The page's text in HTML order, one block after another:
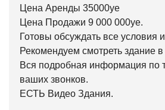
Цена Аренды 35000уе
Цена Продажи 9 000 000уе.
Готовы обсуждать все условия и
Рекомендуем смотреть здание
Вся подробная информация по
ваших звонков.
ЕСТЬ Видео Здания.